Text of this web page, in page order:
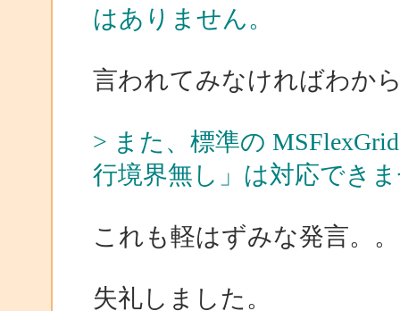
はありません。
言われてみなければわか
> また、標準の
行境界無し」は対応でき
これも軽はずみな発言。
失礼しました。